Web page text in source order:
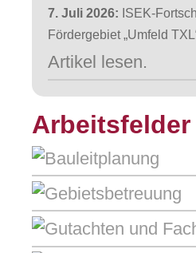
7. Juli 2026: ISEK-
Fördergebiet „Umfeld
Artikel lesen.
Arbeitsfelder
Bauleitplanung
Gebietsbetreuung
Gutachten und